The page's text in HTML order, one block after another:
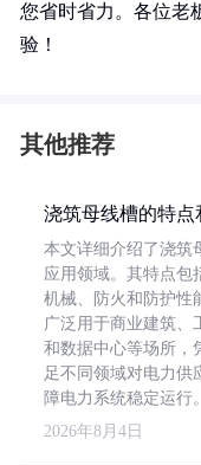
您省时省力。各位老
验！
其他推荐
浇筑母线槽的特点
本文详细介绍了浇筑
应用领域。其特点包
机械、防火和防护性
广泛用于商业建筑、
和数据中心等场所，
足不同领域对电力供
障电力系统稳定运行。
2026年8月4日